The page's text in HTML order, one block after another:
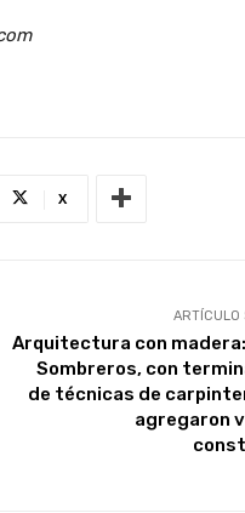
X
ARTÍCULO
Arquitectura con madera:
Sombreros, con
de técnicas de
agregaron